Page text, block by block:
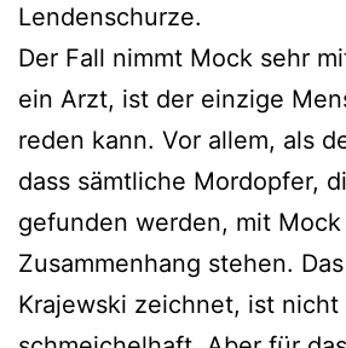
Lendenschurze.
Der Fall nimmt Mock sehr
ein Arzt, ist der einzige
reden kann. Vor allem, als
dass sämtliche Mordopfer,
gefunden werden, mit Mock
Zusammenhang stehen.
Krajewski zeichnet, ist nicht